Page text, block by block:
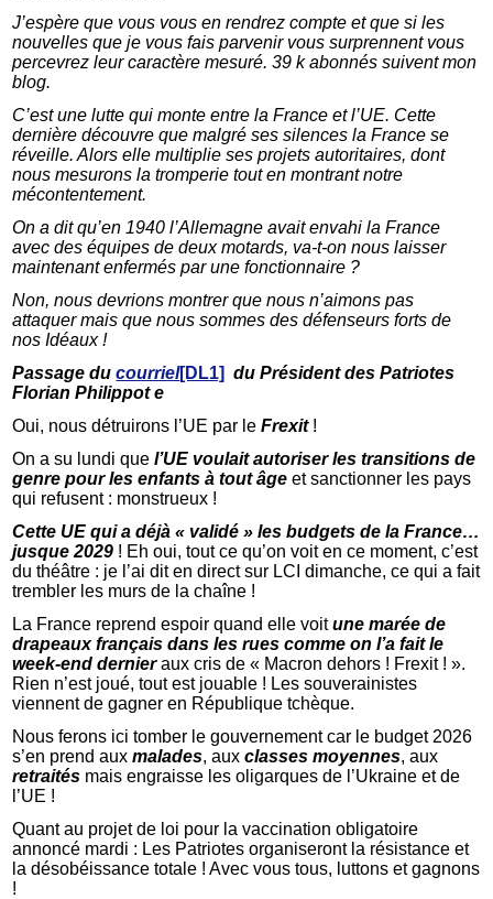
J’espère que vous vous en rendrez compte et que si les
nouvelles que je vous fais parvenir vous surprennent vous
percevrez leur caractère mesuré. 39 k abonnés suivent mon
blog.
C’est une lutte qui monte entre la France et l’UE. Cette
dernière découvre que malgré ses silences la France se
réveille. Alors elle multiplie ses projets autoritaires, dont
nous mesurons la tromperie tout en montrant notre
mécontentement.
On a dit qu’en 1940 l’Allemagne avait envahi la France
avec des équipes de deux motards, va-t-on nous laisser
maintenant enfermés par une fonctionnaire ?
Non, nous devrions montrer que nous n’aimons pas
attaquer mais que nous sommes des défenseurs forts de
nos Idéaux !
Passage ducourriel[DL1] du Président des Patriotes
Florian Philippot e
Oui, nous détruirons l’UE par leFrexit!
On a su lundi quel’UE voulait autoriser les transitions de
genre pour les enfants à tout âge et sanctionner les pays
qui refusent : monstrueux !
Cette UE qui a déjà « validé » les budgets de la France…
jusque 2029 ! Eh oui, tout ce qu’on voit en ce moment, c’est
du théâtre : je l’ai dit en direct sur LCI dimanche, ce qui a fait
trembler les murs de la chaîne !
La France reprend espoir quand elle voitune marée de
drapeaux français dans les rues comme on l’a fait le
week-end dernieraux cris de « Macron dehors ! Frexit ! ».
Rien n’est joué, tout est jouable ! Les souverainistes
viennent de gagner en République tchèque.
Nous ferons ici tomber le gouvernement car le budget 2026
s’en prend auxmalades, auxclasses moyennes, aux
retraités mais engraisse les oligarques de l’Ukraine et de
l’UE !
Quant au projet de loi pour la vaccination obligatoire
annoncé mardi : Les Patriotes organiseront la résistance et
la désobéissance totale ! Avec vous tous, luttons et gagnons
!